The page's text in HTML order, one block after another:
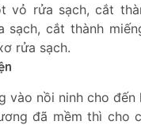
vỏ rửa sạch, cắt
sạch, cắt thành
rửa sạch.
vào nồi ninh cho đến
đã mềm thì cho